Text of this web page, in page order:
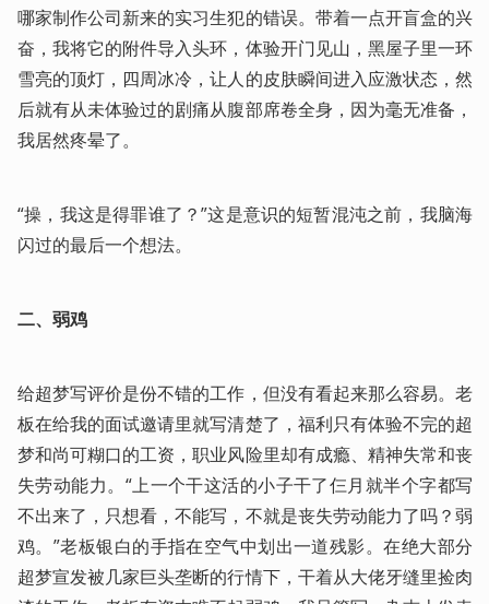
哪家制作公司新来的实习生犯的错误。带着一点开盲盒的兴
奋，我将它的附件导入头环，体验开门见山，黑屋子里一环
雪亮的顶灯，四周冰冷，让人的皮肤瞬间进入应激状态，然
后就有从未体验过的剧痛从腹部席卷全身，因为毫无准备，
我居然疼晕了。
“操，我这是得罪谁了？”这是意识的短暂混沌之前，我脑海
闪过的最后一个想法。
二、弱鸡
给超梦写评价是份不错的工作，但没有看起来那么容易。老
板在给我的面试邀请里就写清楚了，福利只有体验不完的超
梦和尚可糊口的工资，职业风险里却有成瘾、精神失常和丧
失劳动能力。“上一个干这活的小子干了仨月就半个字都写
不出来了，只想看，不能写，不就是丧失劳动能力了吗？弱
鸡。”老板银白的手指在空气中划出一道残影。在绝大部分
超梦宣发被几家巨头垄断的行情下，干着从大佬牙缝里捡肉